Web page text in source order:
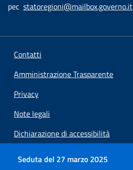
Seduta del 27 marzo 2025
pec statoregioni@mailbox.governo.it
Contatti
Amministrazione Trasparente
Privacy
Note legali
Dichiarazione di accessibilità
Preferenze cookie